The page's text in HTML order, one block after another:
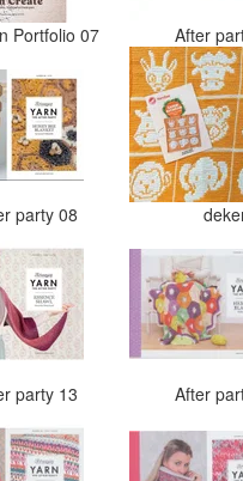
Portfolio 07 After
party 08
party 13 After